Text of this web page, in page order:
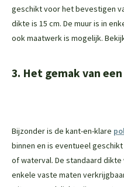
geschikt voor het bevestigen
dikte is 15 cm. De muur is in
ook maatwerk is mogelijk.
3. Het gemak van
Bijzonder is de kant-en-klare
binnen en is eventueel
of waterval. De standaard dikte
enkele vaste maten